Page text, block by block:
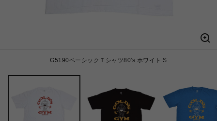
G5190ベーシックＴシャツ80's ホワイト S